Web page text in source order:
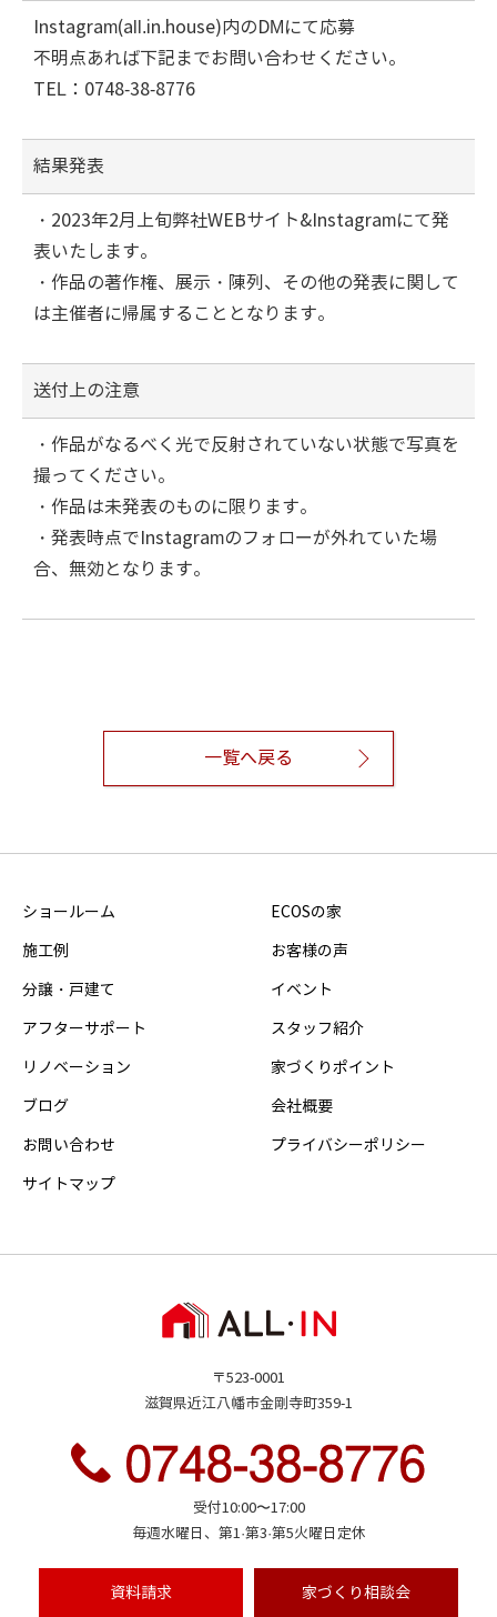
Instagram(all.in.house)内のDMにて応募
不明点あれば下記までお問い合わせください。
TEL：0748-38-8776
結果発表
・2023年2月上旬弊社WEBサイト&Instagramにて発
表いたします。
・作品の著作権、展示・陳列、その他の発表に関して
は主催者に帰属することとなります。
送付上の注意
・作品がなるべく光で反射されていない状態で写真を
撮ってください。
・作品は未発表のものに限ります。
・発表時点でInstagramのフォローが外れていた場
合、無効となります。
一覧へ戻る
ショールーム ECOSの家
施工例 お客様の声
分譲・戸建て イベント
アフターサポート スタッフ紹介
リノベーション 家づくりポイント
ブログ 会社概要
お問い合わせ プライバシーポリシー
サイトマップ
〒523-0001
滋賀県近江八幡市金剛寺町359-1
受付10:00〜17:00
毎週水曜日、第1·第3·第5火曜日定休
資料請求 家づくり相談会